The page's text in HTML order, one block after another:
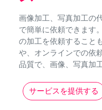
画像加工、写真加工の
で簡単に依頼できます
の加工を依頼すること
や、オンラインでの依
品質で、画像、写真加
サービスを提供する